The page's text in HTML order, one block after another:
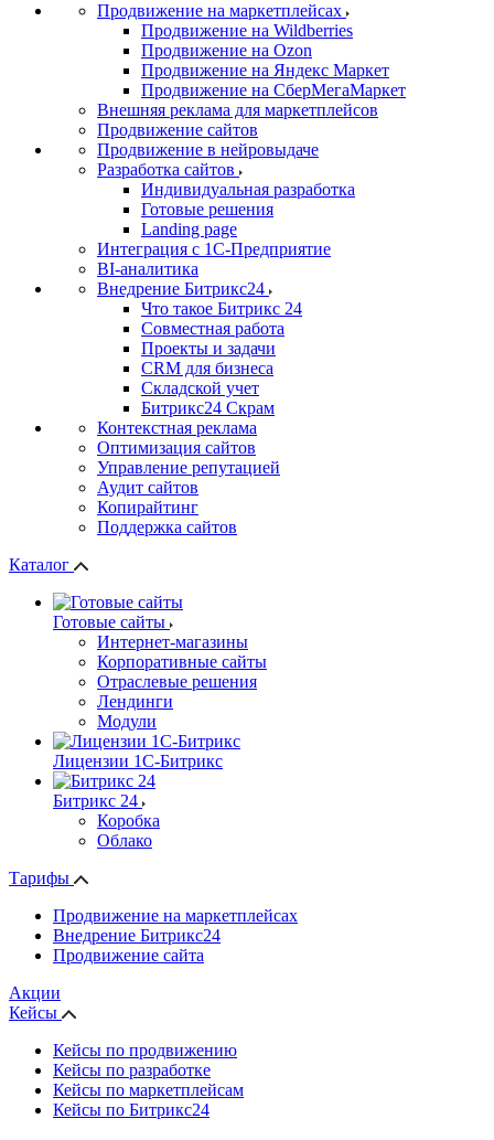
Продвижение на маркетплейсах
Продвижение на Wildberries
Продвижение на Ozon
Продвижение на Яндекс Маркет
Продвижение на СберМегаМаркет
Внешняя реклама для маркетплейсов
Продвижение сайтов
Продвижение в нейровыдаче
Разработка сайтов
Индивидуальная разработка
Готовые решения
Landing page
Интеграция с 1С-Предприятие
BI-аналитика
Внедрение Битрикс24
Что такое Битрикс 24
Совместная работа
Проекты и задачи
СRМ для бизнеса
Складской учет
Битрикс24 Скрам
Контекстная реклама
Оптимизация сайтов
Управление репутацией
Аудит сайтов
Копирайтинг
Поддержка сайтов
Каталог
Готовые сайты
Интернет-магазины
Корпоративные сайты
Отраслевые решения
Лендинги
Модули
Лицензии 1С-Битрикс
Битрикс 24
Коробка
Облако
Тарифы
Продвижение на маркетплейсах
Внедрение Битрикс24
Продвижение сайта
Акции
Кейсы
Кейсы по продвижению
Кейсы по разработке
Кейсы по маркетплейсам
Кейсы по Битрикс24